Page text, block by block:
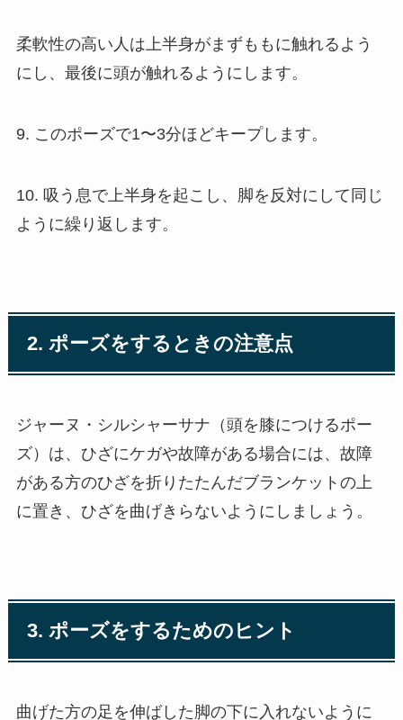
柔軟性の高い人は上半身がまずももに触れるよう
にし、最後に頭が触れるようにします。
9. このポーズで1〜3分ほどキープします。
10. 吸う息で上半身を起こし、脚を反対にして同じ
ように繰り返します。
2. ポーズをするときの注意点
ジャーヌ・シルシャーサナ（頭を膝につけるポー
ズ）は、ひざにケガや故障がある場合には、故障
がある方のひざを折りたたんだブランケットの上
に置き、ひざを曲げきらないようにしましょう。
3. ポーズをするためのヒント
曲げた方の足を伸ばした脚の下に入れないように